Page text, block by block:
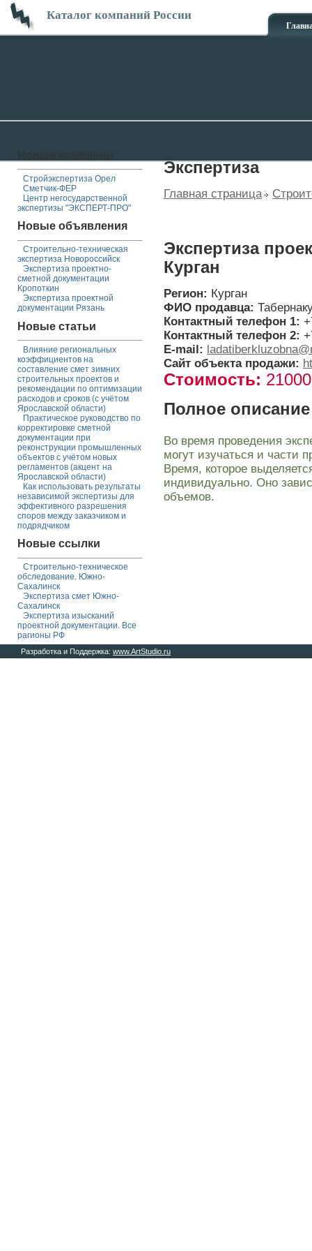
Каталог компаний России
Стройэкспертиза Орел
Сметчик-ФЕР
Центр негосударственной
экспертизы "ЭКСПЕРТ-ПРО"
Новые объявления
Строительно-техническая
экспертиза Новороссийск
Экспертиза проектно-
сметной документации
Кропоткин
Экспертиза проектной
документации Рязань
Новые статьи
Влияние региональных
коэффициентов на
составление смет зимних
строительных проектов и
рекомендации по оптимизации
расходов и сроков (с учётом
Ярославской области)
Практическое руководство по
корректировке сметной
документации при
реконструкции промышленных
объектов с учётом новых
регламентов (акцент на
Ярославской области)
Как использовать результаты
независимой экспертизы для
эффективного разрешения
споров между заказчиком и
подрядчиком
Новые ссылки
Строительно-техническое
обследование. Южно-
Сахалинск
Экспертиза смет Южно-
Сахалинск
Экспертиза изысканий
проектной документации. Все
рагионы РФ
Экспертиза
Главная страница
Экспертиза
Курган
Регион: Курган
ФИО продавца:
Контактный телефон 1:
Контактный телефон 2:
E-mail:
Сайт объекта продажи:
Стоимость:
Полное
Во время проведения
могут изучаться и части
Время, которое
индивидуально. Оно
объемов.
Разработка и Поддержка: www.ArtStudio.ru